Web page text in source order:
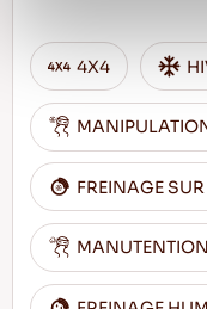
4X4
FREINAGE